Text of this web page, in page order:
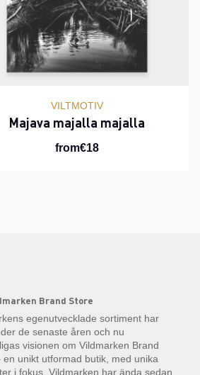
VILTMOTIV
Majava majalla majalla
from€18
Brand Store
egenutvecklade sortiment har
de senaste åren och nu
visionen om Vildmarken Brand
en unikt utformad butik, med unika
i fokus. Vildmarken har ända sedan